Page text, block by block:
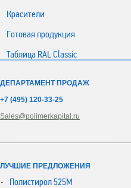
Красители
Готовая продукция
Таблица RAL Classic
ДЕПАРТАМЕНТ ПРОДАЖ
+7 (495) 120-33-25
Sales@polimerkapital.ru
ЛУЧШИЕ ПРЕДЛОЖЕНИЯ
Полистирол 525М